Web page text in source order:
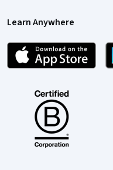
Learn Anywhere